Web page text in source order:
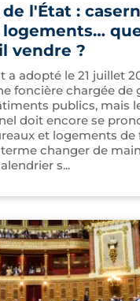
l'État :
logements…
vendre ?
a adopté le 21 juillet
foncière chargée de
publics, mais
doit encore se
et logements
changer de
s...